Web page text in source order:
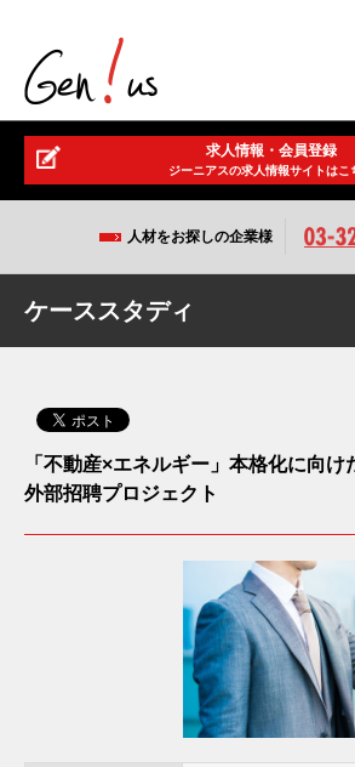
求人情報・会員登録
ジーニアスの求人情報サイトはこ
人材をお探しの企業様
ケーススタディ
「不動産×エネルギー」本格化に向
外部招聘プロジェクト